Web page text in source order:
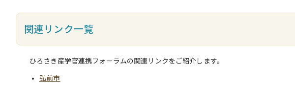
関連リンク一覧
ひろさき産学官連携フォーラムの関連リンクをご紹介します。
弘前市